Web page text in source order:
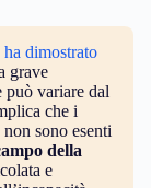
dimostrato
grave
può variare dal
che i
sono esenti
della
e